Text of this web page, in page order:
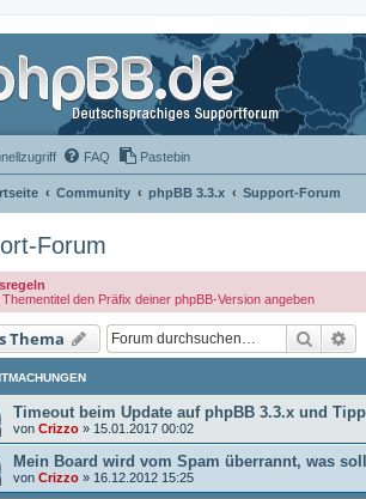
FAQ Pastebin
Community phpBB 3.3.x Support-Forum
Forum
Thementitel den Präfix deiner phpBB-Version angeben
Thema Suche
Timeout beim Update auf phpBB 3.3.x und
von Crizzo » 15.01.2017 00:02
Mein Board wird vom Spam überrannt, was
von Crizzo » 16.12.2012 15:25